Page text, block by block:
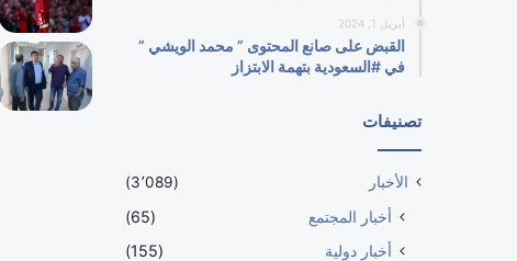
أبريل 1, 2024
القبض على صانع المحتوى ” محمد الويشي ”
في #السعودية بتهمة الابتزاز
تصنيفات
الأخبار (3٬089)
أخبار المجتمع
(65)
أخبار دولية
(155)